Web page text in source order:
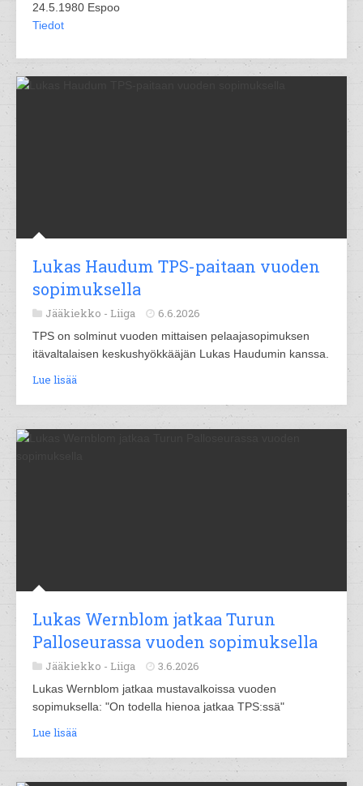
24.5.1980 Espoo
Tiedot
Lukas Haudum TPS-paitaan vuoden
sopimuksella
Jääkiekko - Liiga 6.6.2026
TPS on solminut vuoden mittaisen pelaajasopimuksen
itävaltalaisen keskushyökkääjän Lukas Haudumin kanssa.
Lue lisää
Lukas Wernblom jatkaa Turun
Palloseurassa vuoden sopimuksella
Jääkiekko - Liiga 3.6.2026
Lukas Wernblom jatkaa mustavalkoissa vuoden
sopimuksella: "On todella hienoa jatkaa TPS:ssä"
Lue lisää